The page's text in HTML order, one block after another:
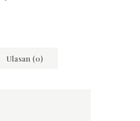
Ulasan (0)